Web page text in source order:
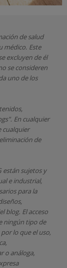
de salud
médico. Este
excluyen de él
se consideren
uno de los
En cualquier
cualquier
de
están sujetos y
e industrial,
para la
blog. El acceso
ningún tipo de
lo que el uso,
o análoga,